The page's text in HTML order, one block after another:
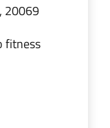
20069
fitness